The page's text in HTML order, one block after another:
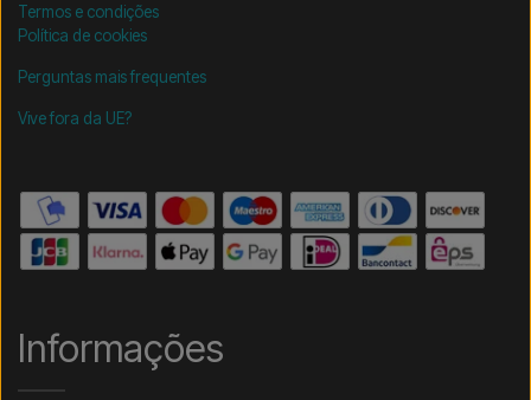
Termos e condições
Política de cookies
Perguntas mais frequentes
Vive fora da UE?
Informações